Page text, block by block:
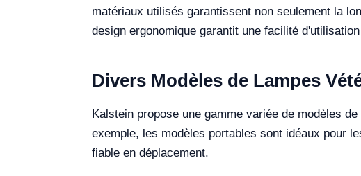
matériaux utilisés garantissent non seulement la
design ergonomique garantit une facilité
Divers Modèles de Lampes
Kalstein propose une gamme variée de modèles
exemple, les modèles portables sont idéaux pour
fiable en déplacement.